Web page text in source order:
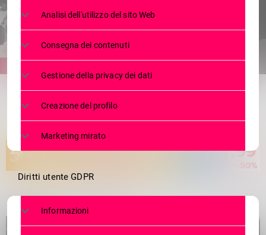
23 APRILE 2025
share
email
Analisi dell'utilizzo del sito Web
Consegna dei contenuti
Gestione della privacy dei dati
Creazione del profilo
Marketing mirato
Diritti utente GDPR
Informazioni